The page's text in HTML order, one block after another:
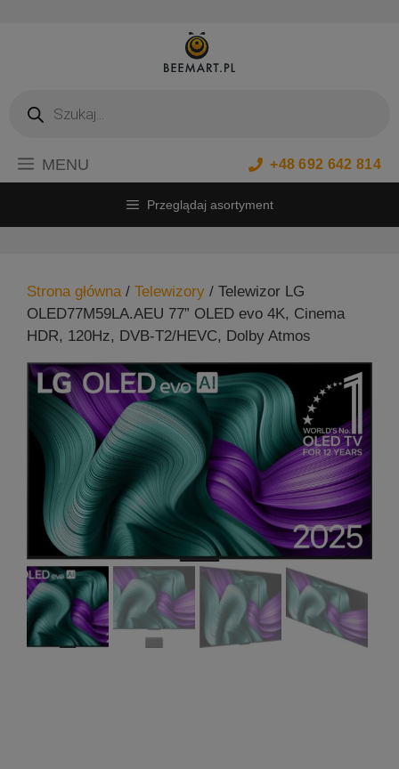
produktów
+48 692 642 814
MENU
Przeglądaj asortyment
Strona główna/ Telewizory / Telewizor LG
OLED77M59LA.AEU 77” OLED evo 4K, Cinema
HDR, 120Hz, DVB-T2/HEVC, Dolby Atmos